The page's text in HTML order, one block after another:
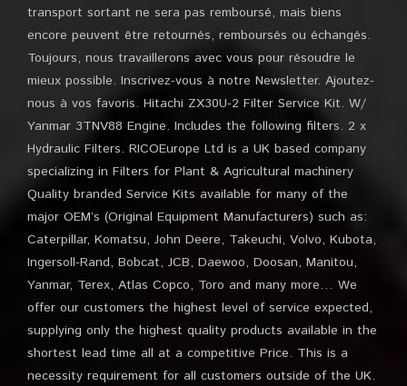
transport sortant ne sera pas remboursé, mais biens
encore peuvent être retournés, remboursés ou échangés.
Toujours, nous travaillerons avec vous pour résoudre le
mieux possible. Inscrivez-vous à notre Newsletter. Ajoutez-
nous à vos favoris. Hitachi ZX30U-2 Filter Service Kit. W/
Yanmar 3TNV88 Engine. Includes the following filters. 2 x
Hydraulic Filters. RICOEurope Ltd is a UK based company
specializing in Filters for Plant & Agricultural machinery
Quality branded Service Kits available for many of the
major OEM’s (Original Equipment Manufacturers) such as:
Caterpillar, Komatsu, John Deere, Takeuchi, Volvo, Kubota,
Ingersoll-Rand, Bobcat, JCB, Daewoo, Doosan, Manitou,
Yanmar, Terex, Atlas Copco, Toro and many more… We
offer our customers the highest level of service expected,
supplying only the highest quality products available in the
shortest lead time all at a competitive Price. This is a
necessity requirement for all customers outside of the UK.